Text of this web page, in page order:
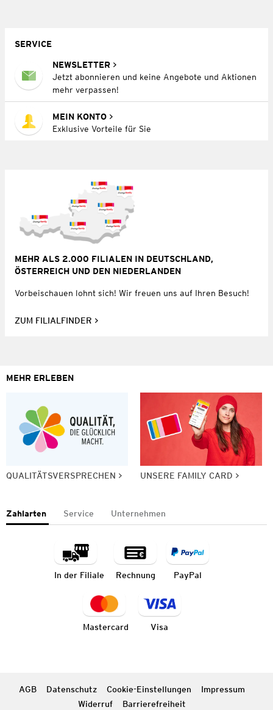
SERVICE
NEWSLETTER
Jetzt abonnieren und keine Angebote und Aktionen
mehr verpassen!
MEIN KONTO
Exklusive Vorteile für Sie
MEHR ALS 2.000 FILIALEN IN DEUTSCHLAND,
ÖSTERREICH UND DEN NIEDERLANDEN
Vorbeischauen lohnt sich! Wir freuen uns auf Ihren Besuch!
ZUM FILIALFINDER
MEHR ERLEBEN
QUALITÄTSVERSPRECHEN UNSERE FAMILY CARD
Zahlarten Service Unternehmen
In der Filiale Rechnung PayPal
Mastercard Visa
AGB Datenschutz Cookie-Einstellungen
Impressum
Widerruf
Barrierefreiheit